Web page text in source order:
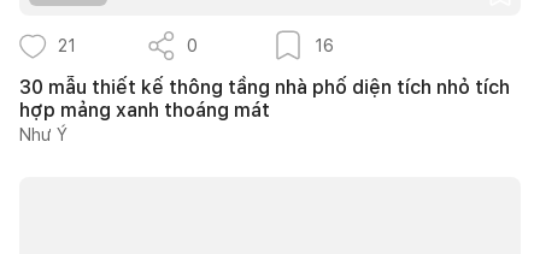
21 0 16
30 mẫu thiết kế thông tầng nhà phố diện tích nhỏ tích
hợp mảng xanh thoáng mát
Như Ý